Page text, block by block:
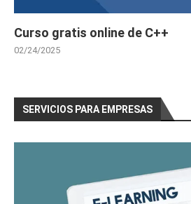
Curso gratis online de C++
02/24/2025
SERVICIOS PARA EMPRESAS